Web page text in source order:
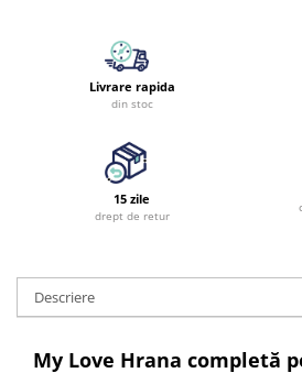
Livrare rapida
din stoc
15 zile
drept de retur
Descriere
My Love Hrana completă